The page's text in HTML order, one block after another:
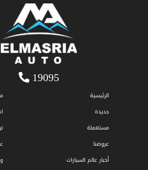
19095
الرئيسية
جديدة
مستعملة
عروضنا
أخبار عالم السيارات